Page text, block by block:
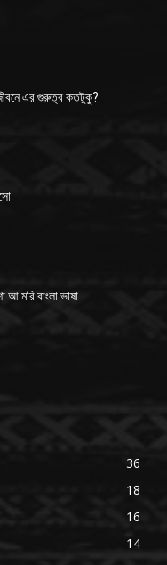
এর গুরুত্ব কতটুকু?
মরি বাংলা ভাষা
36
18
16
14